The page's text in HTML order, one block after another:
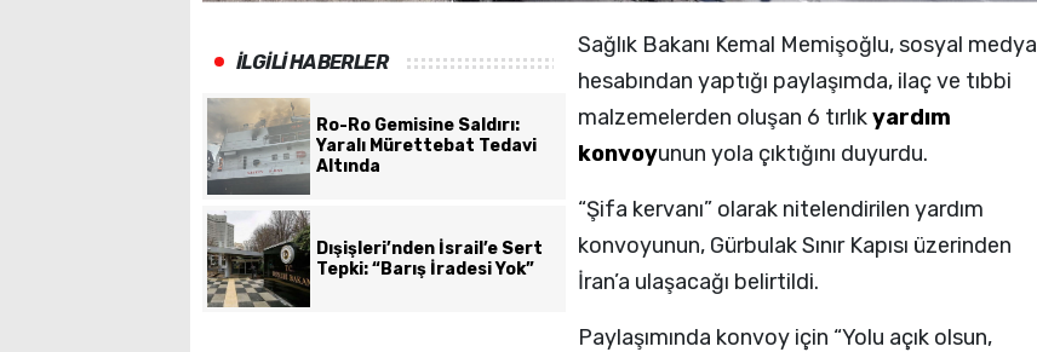
İLGİLİ HABERLER
Ro-Ro Gemisine Saldırı:
Yaralı Mürettebat Tedavi
Altında
Dışişleri’nden İsrail’e Sert
Tepki: “Barış İradesi Yok”
Sağlık Bakanı Kemal Memişoğlu, sosyal medya
hesabından yaptığı paylaşımda, ilaç ve tıbbi
malzemelerden oluşan 6 tırlıkyardım
konvoyunun yola çıktığını duyurdu.
“Şifa kervanı” olarak nitelendirilen yardım
konvoyunun, Gürbulak Sınır Kapısı üzerinden
İran’a ulaşacağı belirtildi.
Paylaşımında konvoy için “Yolu açık olsun,